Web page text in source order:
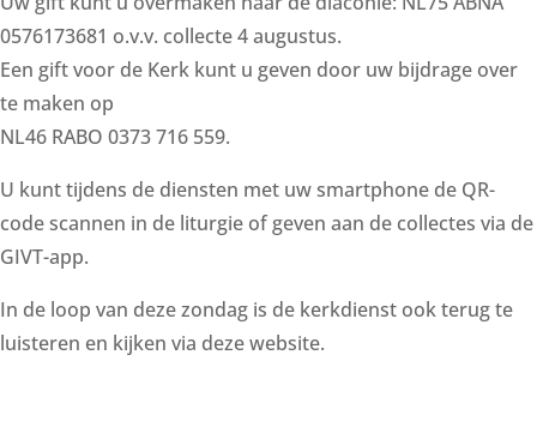
0576173681 o.v.v. collecte 4 augustus.
Een gift voor de Kerk kunt u geven door uw bijdrage over
te maken op
NL46 RABO 0373 716 559.
U kunt tijdens de diensten met uw smartphone de QR-
code scannen in de liturgie of geven aan de collectes via de
GIVT-app.
In de loop van deze zondag is de kerkdienst ook terug te
luisteren en kijken via deze website.